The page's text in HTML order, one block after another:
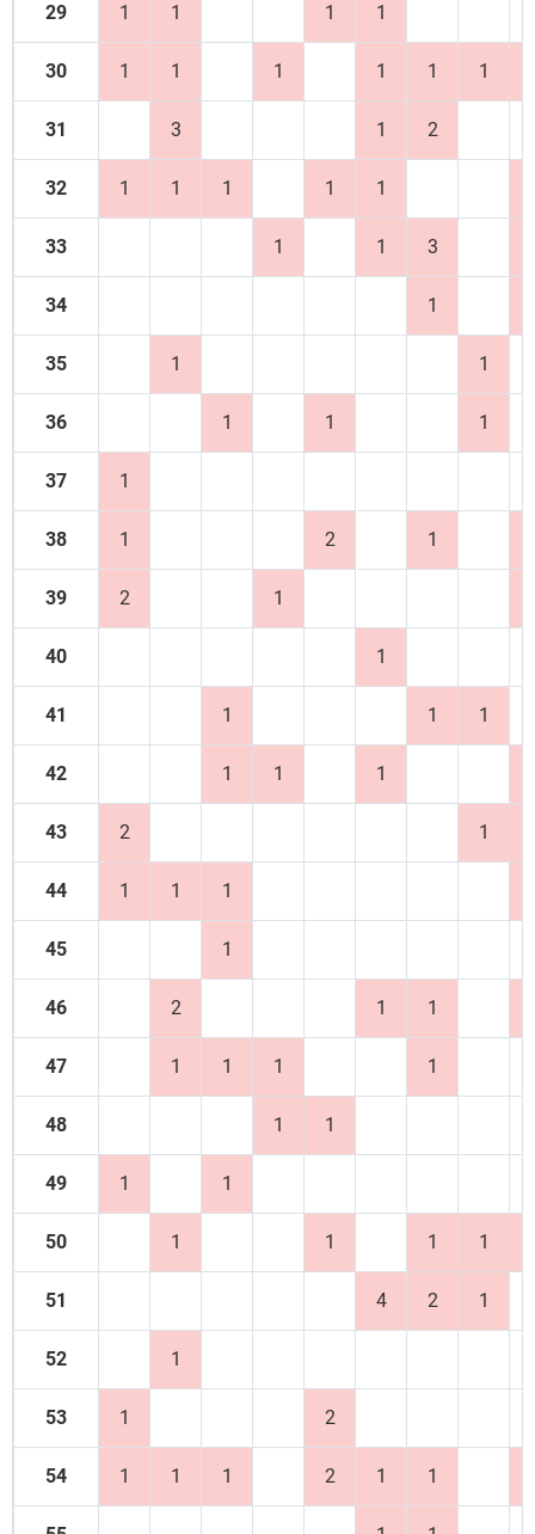
29 1 1 1 1
30 1 1 1 1 1 1
31 3 1 2
32 1 1 1 1 1
33 1 1 3
34 1
35 1 1
36 1 1 1
37 1
38 1 2 1
39 2 1
40 1
41 1 1 1
42 1 1 1
43 2 1
44 1 1 1
45 1
46 2 1 1
47 1 1 1 1
48 1 1
49 1 1
50 1 1 1 1
51 4 2 1
52 1
53 1 2
54 1 1 1 2 1 1